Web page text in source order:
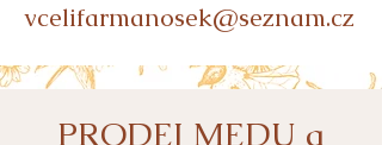
vcelifarmanosek@seznam.cz
PRODEJ MEDU a